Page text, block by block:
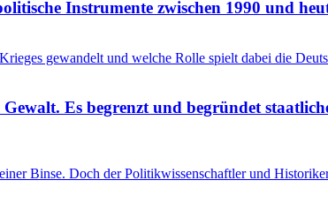
Instrumente zwischen 1990 und
gewandelt und welche Rolle spielt dabei die
Es begrenzt und begründet
Binse. Doch der Politikwissenschaftler und